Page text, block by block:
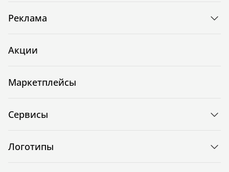
Реклама
Акции
Маркетплейсы
Сервисы
Логотипы